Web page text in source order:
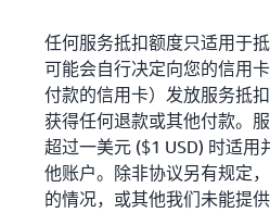
任何服务抵扣额度只适用于
可能会自行决定向您的信用
付款的信用卡）发放服务抵
获得任何退款或其他付款。
超过一美元 ($1 USD) 时适
他账户。除非协议另有规定
的情况，或其他我们未能提